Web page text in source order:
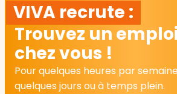
VIVA recrute :
Trouvez un
chez vous !
Pour quelques heures par
quelques jours ou à temps plein.